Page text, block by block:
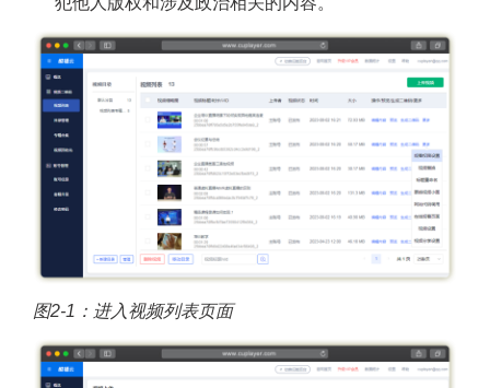
图2-1：进入视频列表页面